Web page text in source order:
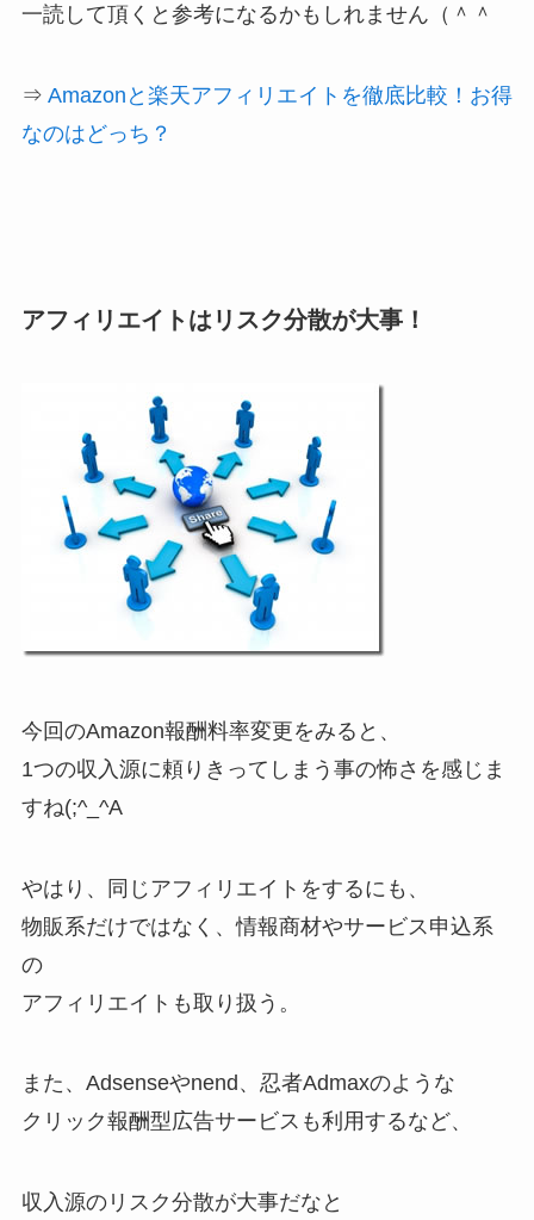
一読して頂くと参考になるかもしれません（＾＾
⇒ Amazonと楽天アフィリエイトを徹底比較！お得
なのはどっち？
アフィリエイトはリスク分散が大事！
今回のAmazon報酬料率変更をみると、
1つの収入源に頼りきってしまう事の怖さを感じま
すね(;^_^A
やはり、同じアフィリエイトをするにも、
物販系だけではなく、情報商材やサービス申込系
の
アフィリエイトも取り扱う。
また、Adsenseやnend、忍者Admaxのような
クリック報酬型広告サービスも利用するなど、
収入源のリスク分散が大事だなと